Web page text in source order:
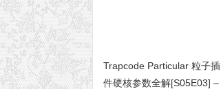
Trapcode Particular 粒子插
件硬核参数全解[S05E03] –